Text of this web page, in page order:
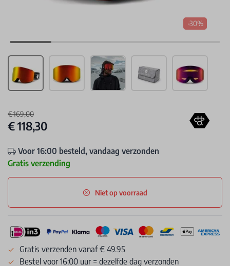
-30%
€ 169,00
€ 118,30
Voor 16:00 besteld, vandaag verzonden
Gratis verzending
Niet op voorraad
Gratis verzenden vanaf € 49.95
Bestel voor 16:00 uur = dezelfde dag verzonden